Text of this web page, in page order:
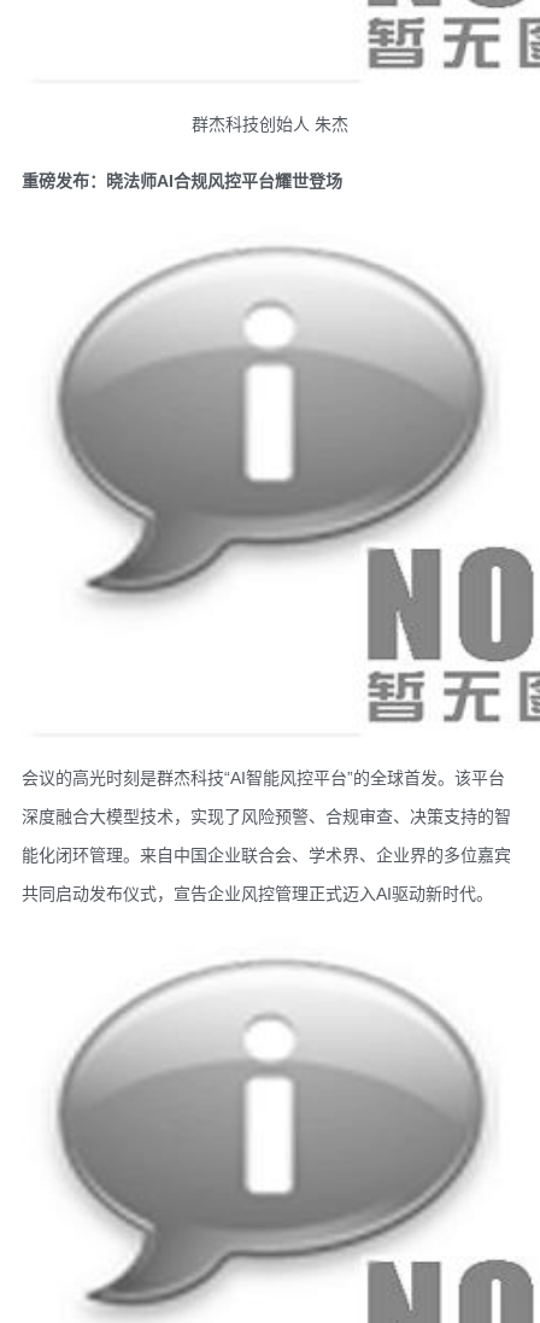
群杰科技创始人 朱杰
重磅发布：晓法师AI合规风控平台耀世登场
‌会议的高光时刻是群杰科技“AI智能风控平台”的全球首发。该平台
深度融合大模型技术，实现了风险预警、合规审查、决策支持的智
能化闭环管理。来自中国企业联合会、学术界、企业界的多位嘉宾
共同启动发布仪式，宣告企业风控管理正式迈入AI驱动新时代。